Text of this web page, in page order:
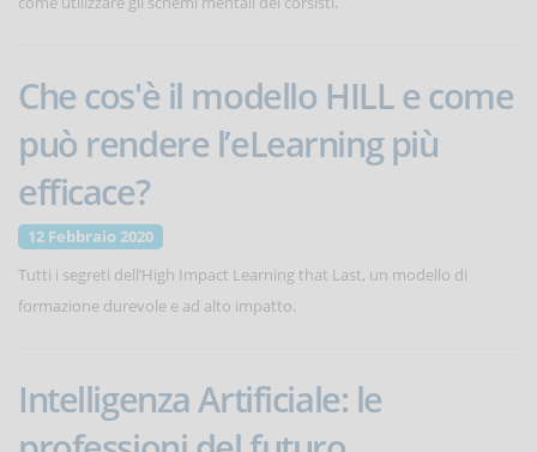
Che cos'è il modello HILL e come
può rendere l’eLearning più
efficace?
12 Febbraio 2020
Tutti i segreti dell’High Impact Learning that Last, un modello di
formazione durevole e ad alto impatto.
Intelligenza Artificiale: le